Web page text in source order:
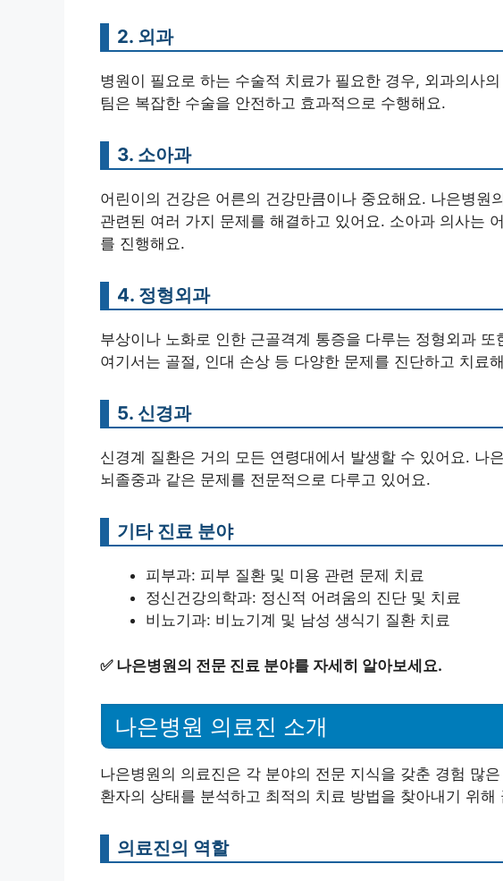
2. 외과
병원이 필요로 하는 수술적 치료가 필요한 경우, 외과의사
팀은 복잡한 수술을 안전하고 효과적으로 수행해요.
3. 소아과
어린이의 건강은 어른의 건강만큼이나 중요해요. 나은병원
관련된 여러 가지 문제를 해결하고 있어요. 소아과 의사는
를 진행해요.
4. 정형외과
부상이나 노화로 인한 근골격계 통증을 다루는 정형외과
여기서는 골절, 인대 손상 등 다양한 문제를 진단하고 치료
5. 신경과
신경계 질환은 거의 모든 연령대에서 발생할 수 있어요. 나
뇌졸중과 같은 문제를 전문적으로 다루고 있어요.
기타 진료 분야
피부과: 피부 질환 및 미용 관련 문제 치료
정신건강의학과: 정신적 어려움의 진단 및 치료
비뇨기과: 비뇨기계 및 남성 생식기 질환 치료
✅ 나은병원의 전문 진료 분야를 자세히 알아보세요.
나은병원 의료진 소개
나은병원의 의료진은 각 분야의 전문 지식을 갖춘 경험 많
환자의 상태를 분석하고 최적의 치료 방법을 찾아내기 위해
의료진의 역할